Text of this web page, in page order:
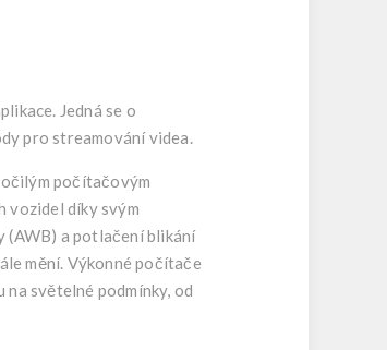
Jedná se o
pro streamování videa.
počítačovým
vozidel díky svým
(AWB) a potlačení blikání
mění. Výkonné počítače
světelné podmínky, od